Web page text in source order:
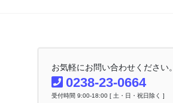
お気軽にお問い合わせください。
0238-23-0664
受付時間 9:00-18:00 [ 土・日・祝日除く ]